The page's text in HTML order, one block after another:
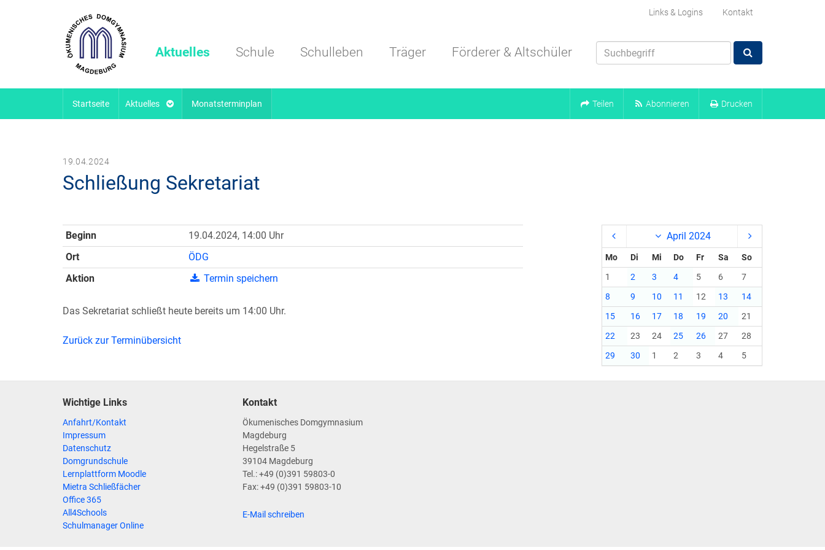
Links & Logins Kontakt
Aktuelles Schule Schulleben Träger Förderer & Altschüler
Startseite Aktuelles Monatsterminplan Teilen Abonnieren Drucken
19.04.2024
Schließung Sekretariat
Beginn
19.04.2024, 14:00 Uhr
Ort
ÖDG
Aktion
Termin speichern
Das Sekretariat schließt heute bereits um 14:00 Uhr.
Zurück zur Terminübersicht
April 2024
Mo Di Mi Do Fr Sa
So
1
2 3 4 5 6
7
8
9 10 11 12 13
14
15
16 17 18 19 20
21
22
23 24 25 26 27
28
29
30 1 2 3 4 5
Wichtige Links
Anfahrt/Kontakt
Impressum
Datenschutz
Domgrundschule
Lernplattform Moodle
Mietra Schließfächer
Office 365
All4Schools
Schulmanager Online
Kontakt
Ökumenisches Domgymnasium
Magdeburg
Hegelstraße 5
39104 Magdeburg
Tel.: +49 (0)391 59803-0
Fax: +49 (0)391 59803-10
E-Mail schreiben